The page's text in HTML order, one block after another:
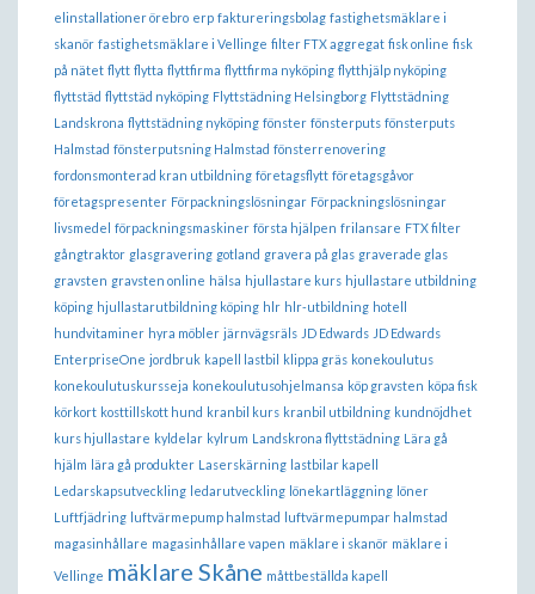
elinstallationer örebro erp faktureringsbolag fastighetsmäklare i
skanör fastighetsmäklare i Vellinge filter FTX aggregat fisk online fisk
på nätet flytt flytta flyttfirma flyttfirma nyköping flytthjälp nyköping
flyttstäd flyttstäd nyköping Flyttstädning Helsingborg Flyttstädning
Landskrona flyttstädning nyköping fönster fönsterputs fönsterputs
Halmstad fönsterputsning Halmstad fönsterrenovering
fordonsmonterad kran utbildning företagsflytt företagsgåvor
företagspresenter Förpackningslösningar Förpackningslösningar
livsmedel förpackningsmaskiner första hjälpen frilansare FTX filter
gångtraktor glasgravering gotland gravera på glas graverade glas
gravsten gravsten online hälsa hjullastare kurs hjullastare utbildning
köping hjullastarutbildning köping hlr hlr-utbildning hotell
hundvitaminer hyra möbler järnvägsräls JD Edwards JD Edwards
EnterpriseOne jordbruk kapell lastbil klippa gräs konekoulutus
konekoulutuskursseja konekoulutusohjelmansa köp gravsten köpa fisk
körkort kosttillskott hund kranbil kurs kranbil utbildning kundnöjdhet
kurs hjullastare kyldelar kylrum Landskrona flyttstädning Lära gå
hjälm lära gå produkter Laserskärning lastbilar kapell
Ledarskapsutveckling ledarutveckling lönekartläggning löner
Luftfjädring luftvärmepump halmstad luftvärmepumpar halmstad
magasinhållare magasinhållare vapen mäklare i skanör mäklare i
Vellinge mäklare Skåne måttbeställda kapell